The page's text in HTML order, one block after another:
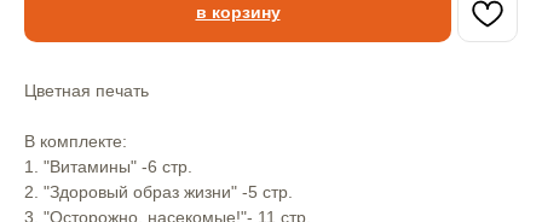
в корзину
Цветная печать⠀
В комплекте:
1. "Витамины" -6 стр.⠀
2. "Здоровый образ жизни" -5 стр.⠀
3. "Осторожно, насекомые!"- 11 стр.⠀